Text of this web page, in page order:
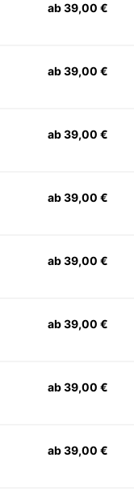
ab 39,00 €
ab 39,00 €
ab 39,00 €
ab 39,00 €
ab 39,00 €
ab 39,00 €
ab 39,00 €
ab 39,00 €